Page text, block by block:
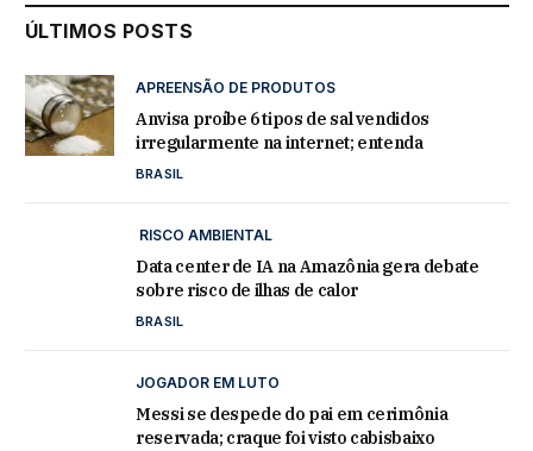
ÚLTIMOS POSTS
APREENSÃO DE PRODUTOS
Anvisa proíbe 6 tipos de sal vendidos
irregularmente na internet; entenda
BRASIL
RISCO AMBIENTAL
Data center de IA na Amazônia gera debate
sobre risco de ilhas de calor
BRASIL
JOGADOR EM LUTO
Messi se despede do pai em cerimônia
reservada; craque foi visto cabisbaixo